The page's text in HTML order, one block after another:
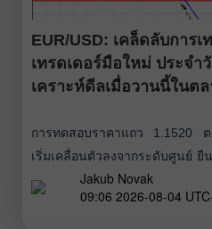
EUR/USD: เคล็ดลับการ
เทรดเดอร์มือใหม่ ประจ
เคราะห์ดีลเมื่อวานนี้ในต
การทดสอบราคาแถว 1.1520
เริ่มเคลื่อนตัวลงจากระดับศูนย์ ยื
ที่ถูกต้อง ส่งผลให้คู่เงินร่วงลงไป
จะพอประคองตัวได้ในช่วงครึ่ง
Jakub Novak
09:06 2026-08-04